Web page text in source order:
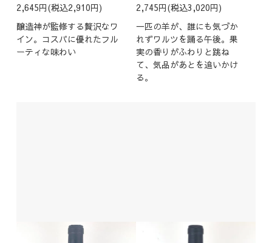
2,645円(税込2,910円)
醸造神が監修する贅沢なワ
イン。コスパに優れたフル
ーティな味わい
2,745円(税込3,020円)
一匹の羊が、誰にも気づか
れずワルツを踊る午後。果
実の香りがふわりと跳ね
て、気品があとを追いかけ
る。